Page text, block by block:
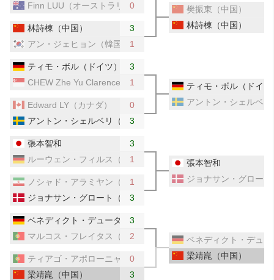
Finn LUU（オーストラリア）
0
林詩棟（中国）
3
アン・ジェヒョン（韓国） 1
ティモ・ボル（ドイツ）
3
CHEW Zhe Yu Clarence（シンガポール）
1
Edward LY（カナダ）
0
アントン・シェルベリ（スウェーデン）
3
張本智和
3
ルーウェン・フィルス（ドイツ）
1
ノシャド・アラミヤン（イラン）
1
ジョナサン・グロート（デンマーク）
3
ベネディクト・デューダ（ドイツ）
3
マルコス・フレイタス（ポルトガル）
2
ティアゴ・アポローニャ（ポルトガル）
0
梁靖崑（中国）
3
樊振東（中国）
林詩棟（中国）
ティモ・ボル（ドイツ
アントン・シェルベ
張本智和
ジョナサン・グロー
ベネディクト・デュ
梁靖崑（中国）